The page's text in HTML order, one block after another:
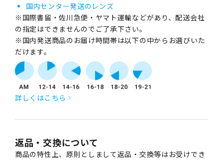
国内センター発送のレンズ
※国際書留・佐川急便・ヤマト運輸などがあり、配送会社
の指定はできませんのでご了承下さい。
※国内発送商品のお届け時間帯は以下の中からお選びいた
だけます。
詳しくはこちら
返品・交換について
商品の特性上、原則としまして返品・交換等はお受けでき